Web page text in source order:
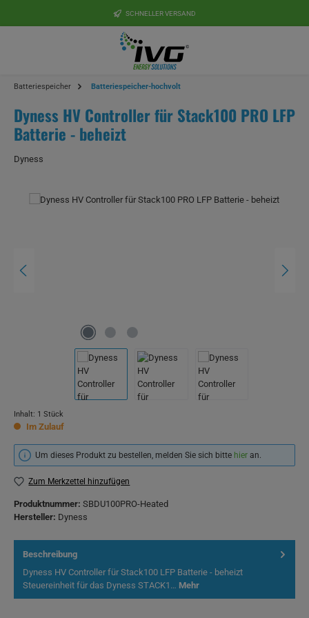
SCHNELLER VERSAND
Batteriespeicher Batteriespeicher-hochvolt
Dyness HV Controller für Stack100 PRO LFP
Batterie - beheizt
Dyness
Bildergalerie überspringen
Inhalt: 1 Stück
Im Zulauf
Um dieses Produkt zu bestellen, melden Sie sich bitte hier an.
Zum Merkzettel hinzufügen
Produktnummer: SBDU100PRO-Heated
Hersteller: Dyness
Beschreibung
Dyness HV Controller für Stack100 LFP Batterie - beheizt
Steuereinheit für das Dyness STACK1… Mehr